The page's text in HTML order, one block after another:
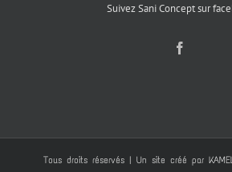
Suivez Sani Concept sur
Tous droits réservés | Un site créé par